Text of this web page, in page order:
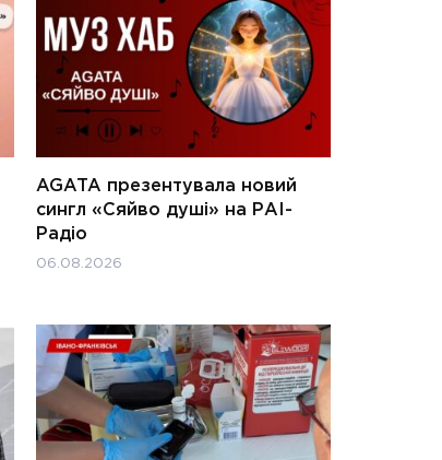
AGATA презентувала новий
сингл «Сяйво душі» на РАІ-
Радіо
06.08.2026